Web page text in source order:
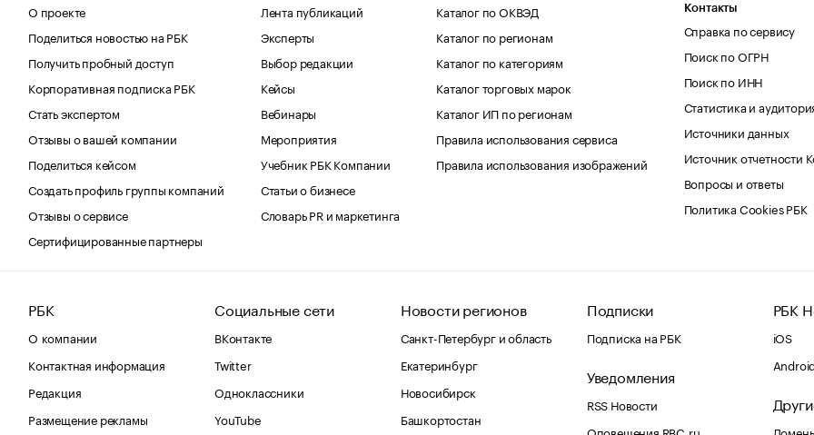
О проекте
Поделиться новостью на РБК
Получить пробный доступ
Корпоративная подписка РБК
Стать экспертом
Отзывы о вашей компании
Поделиться кейсом
Создать профиль группы компаний
Отзывы о сервисе
Сертифицированные партнеры
Лента публикаций
Эксперты
Выбор редакции
Кейсы
Вебинары
Мероприятия
Учебник РБК Компании
Статьи о бизнесе
Словарь PR и маркетинга
Каталог по ОКВЭД
Каталог по регионам
Каталог по категориям
Каталог торговых марок
Каталог ИП по регионам
Правила использования сервиса
Правила использования изображений
Контакты
Справка по сервису
Поиск по ОГРН
Поиск по ИНН
Статистика и
Источники данных
Источник отчетности
Вопросы и ответы
Политика Cookies РБК
РБК
О компании
Контактная информация
Редакция
Размещение рекламы
Социальные сети
ВКонтакте
Twitter
Одноклассники
YouTube
Новости регионов
Санкт-Петербург и область
Екатеринбург
Новосибирск
Башкортостан
Подписки
Подписка на РБК
Уведомления
RSS Новости
Оповещения RBC.ru
РБК
iOS